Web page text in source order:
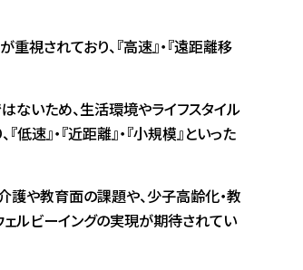
されており、『高速』・『遠距離移
ないため、生活環境やライフスタイル
』・『近距離』・『小規模』といった
護や教育面の課題や、少子高齢化・教
ェルビーイングの実現が期待されてい